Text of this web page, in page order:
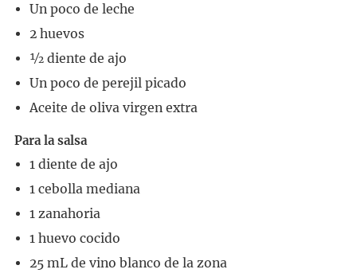
Un poco de leche
2 huevos
½ diente de ajo
Un poco de perejil picado
Aceite de oliva virgen extra
Para la salsa
1 diente de ajo
1 cebolla mediana
1 zanahoria
1 huevo cocido
25 mL de vino blanco de la zona